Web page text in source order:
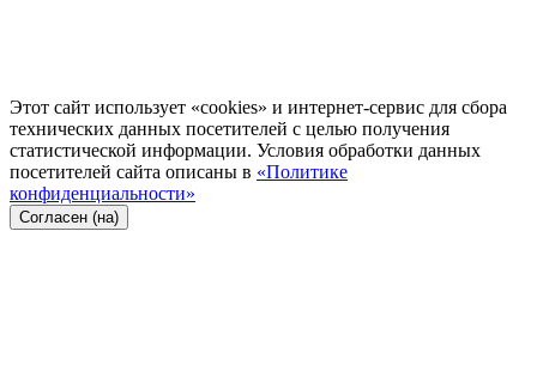
Этот сайт использует «cookies» и интернет-сервис для сбора
технических данных посетителей с целью получения
статистической информации. Условия обработки данных
посетителей сайта описаны в «Политике
конфиденциальности»
Согласен (на)